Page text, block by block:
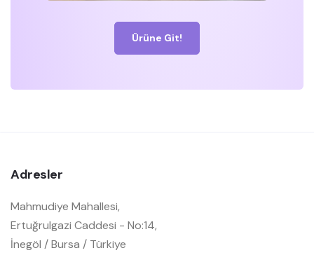
Ürüne Git!
Adresler
Mahmudiye Mahallesi,
Ertuğrulgazi Caddesi - No:14,
İnegöl / Bursa / Türkiye